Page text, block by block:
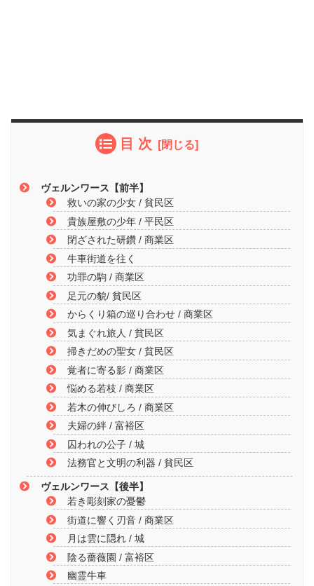
目 次
ヴェルンワース【前半】
救いの家の少女 / 貧民区
貴族屋敷の少年 / 平民区
閉ざされた研鑽 / 商業区
牛車街道を往く
功罪の駒 / 商業区
足元の貌/ 貧民区
からくり箱の巡り合わせ / 商業区
気まぐれ旅人 / 貧民区
掃きだめの聖女 / 貧民区
覚者に寄る影 / 商業区
悩める若枝 / 商業区
若木の伸びしろ / 商業区
夫婦の絆 / 富裕区
囚われの公子 / 城
法務官と文明の利器 / 貧民区
ヴェルンワース【後半】
若き彫刻家の憂鬱
街道に響く刃音 / 商業区
月は雲に隠れ / 城
陰る薔薇園 / 富裕区
幽霊牛車